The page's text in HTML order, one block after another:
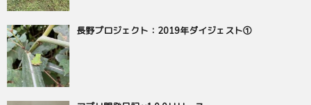
長野プロジェクト：2019年ダイジェスト①